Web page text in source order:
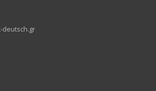
deutsch.gr